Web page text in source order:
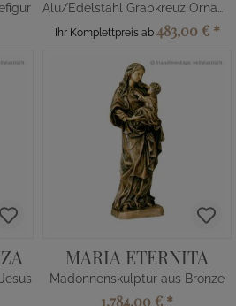
Alu/Edelstahl Grabkreuz Ornament
Ihr Komplettpreis ab 483,00 € *
MARIA ETERNITA
Madonnenskulptur aus Bronze
1.784,00 € *